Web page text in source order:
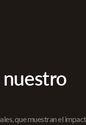
nuestro
que muestran el